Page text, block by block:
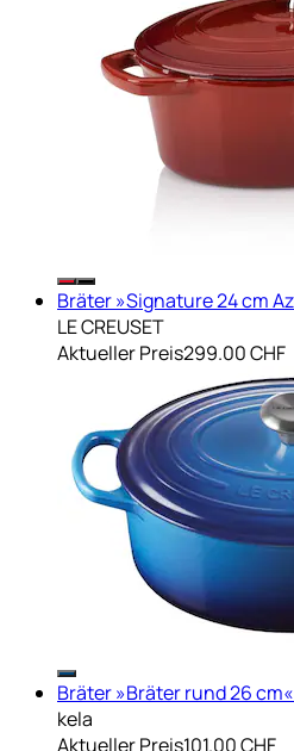
Bräter »Signature 24 cm
LE CREUSET
Aktueller Preis299.00 CHF
Bräter »Bräter rund 26
kela
Aktueller Preis101.00 CHF